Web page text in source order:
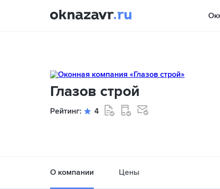
Глазов строй
Рейтинг: 4
О компании Цены